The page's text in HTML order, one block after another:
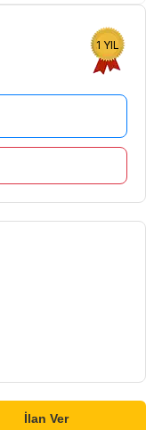
1 YIL
İlan Ver